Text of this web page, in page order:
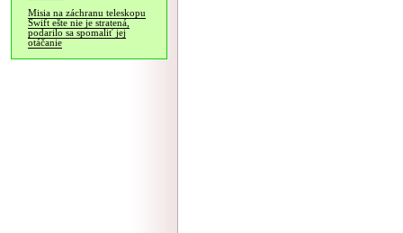
Misia na záchranu teleskopu
Swift ešte nie je stratená,
podarilo sa spomaliť jej
otáčanie